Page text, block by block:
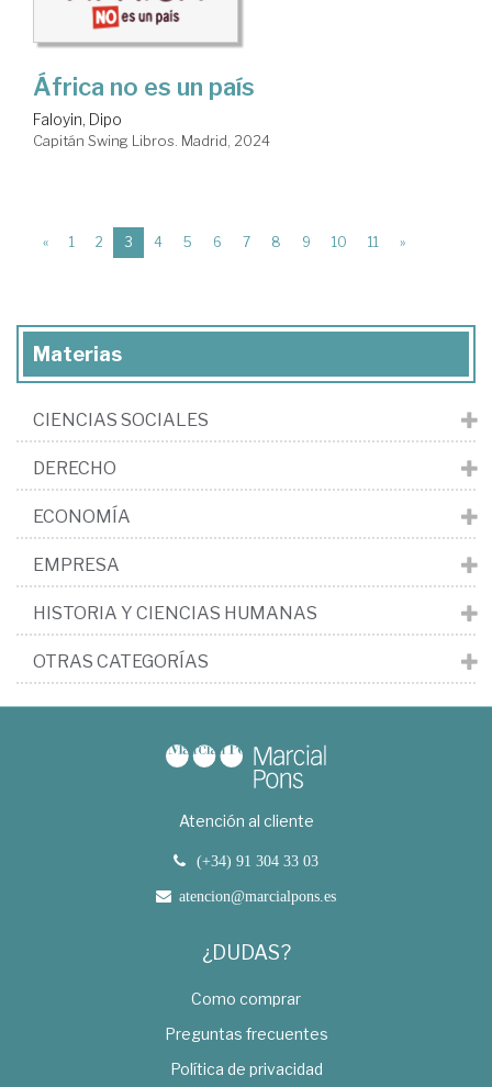
África no es un país
Faloyin, Dipo
Capitán Swing Libros. Madrid, 2024
« 1 2 3 (current)
4 5 6 7 8 9 10 11 »
Materias
CIENCIAS SOCIALES
DERECHO
ECONOMÍA
EMPRESA
HISTORIA Y CIENCIAS HUMANAS
OTRAS CATEGORÍAS
Atención al cliente
(+34) 91 304 33 03
atencion@marcialpons.es
¿DUDAS?
Como comprar
Preguntas frecuentes
Política de privacidad